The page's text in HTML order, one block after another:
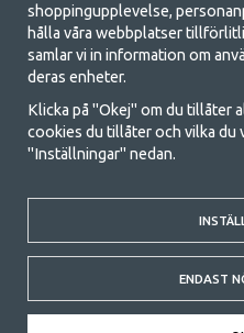
GetCamping.se -
och
Att campa kan antingen vara en
för ett gemensamt äventyr.
med att campa så därför
husvagnstält och all annan
mål är att i varje priskategori
gällande kvalitet och
är något du saknar
© 2020
shoppingupplevelse,
hålla våra webbplatser
samlar vi in information om
deras enheter.
Klicka på "Okej" om du tillåter
cookies du tillåter och vilka du
"Inställningar" nedan.
ENDAST